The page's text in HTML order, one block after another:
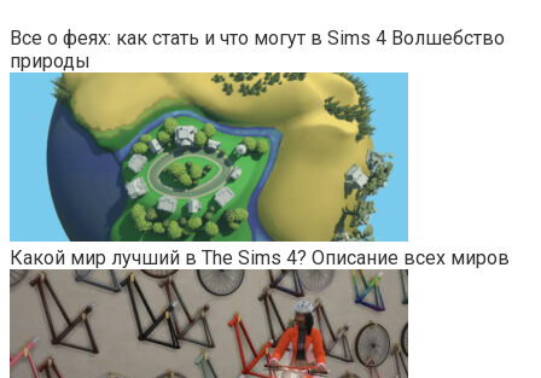
Все о феях: как стать и что могут в Sims 4 Волшебство
природы
Какой мир лучший в The Sims 4? Описание всех миров